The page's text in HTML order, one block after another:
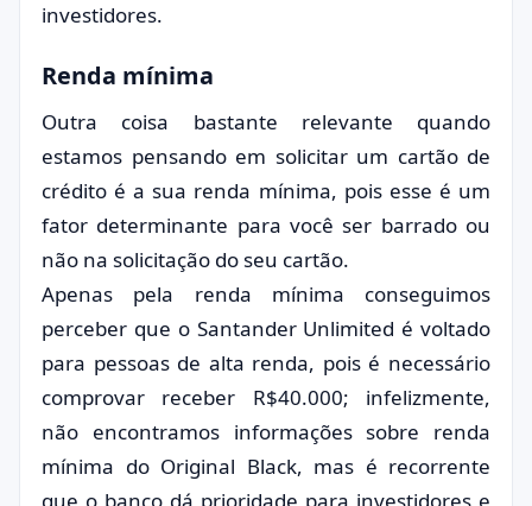
investidores.
Renda mínima
Outra coisa bastante relevante quando
estamos pensando em solicitar um cartão de
crédito é a sua renda mínima, pois esse é um
fator determinante para você ser barrado ou
não na solicitação do seu cartão.
Apenas pela renda mínima conseguimos
perceber que o Santander Unlimited é voltado
para pessoas de alta renda, pois é necessário
comprovar receber R$40.000; infelizmente,
não encontramos informações sobre renda
mínima do Original Black, mas é recorrente